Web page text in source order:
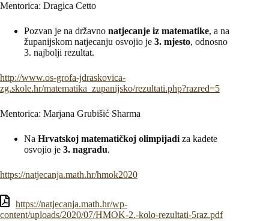
Mentorica: Dragica Cetto
Pozvan je na državno natjecanje iz matematike, a na
županijskom natjecanju osvojio je 3. mjesto, odnosno
3. najbolji rezultat.
http://www.os-grofa-jdraskovica-
zg.skole.hr/matematika_zupanijsko/rezultati.php?razred=5
Mentorica: Marjana Grubišić Sharma
Na Hrvatskoj matematičkoj olimpijadi za kadete
osvojio je 3. nagradu.
https://natjecanja.math.hr/hmok2020
https://natjecanja.math.hr/wp-
content/uploads/2020/07/HMOK-2.-kolo-rezultati-5raz.pdf